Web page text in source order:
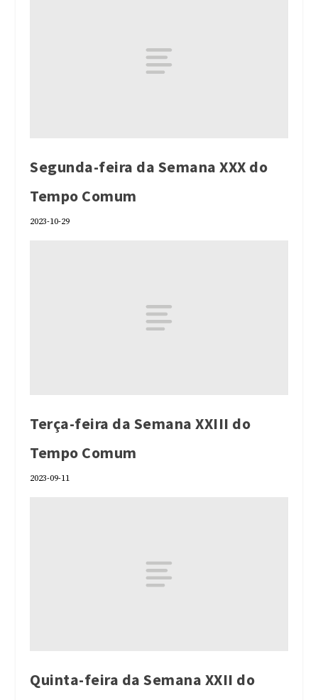
Segunda-feira da Semana XXX do
Tempo Comum
2023-10-29
Terça-feira da Semana XXIII do
Tempo Comum
2023-09-11
Quinta-feira da Semana XXII do